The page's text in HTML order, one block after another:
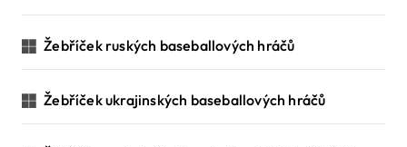
Žebříček ruských baseballových hráčů
Žebříček ukrajinských baseballových hráčů